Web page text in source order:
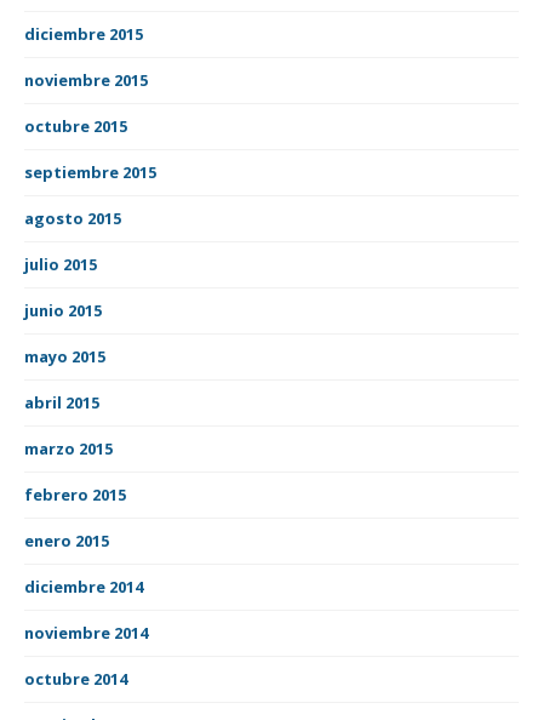
diciembre 2015
noviembre 2015
octubre 2015
septiembre 2015
agosto 2015
julio 2015
junio 2015
mayo 2015
abril 2015
marzo 2015
febrero 2015
enero 2015
diciembre 2014
noviembre 2014
octubre 2014